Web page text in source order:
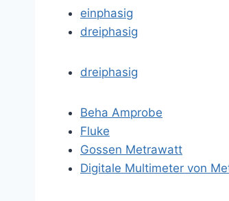
einphasig
dreiphasig
dreiphasig
Beha Amprobe
Fluke
Gossen Metrawatt
Digitale Multimeter von